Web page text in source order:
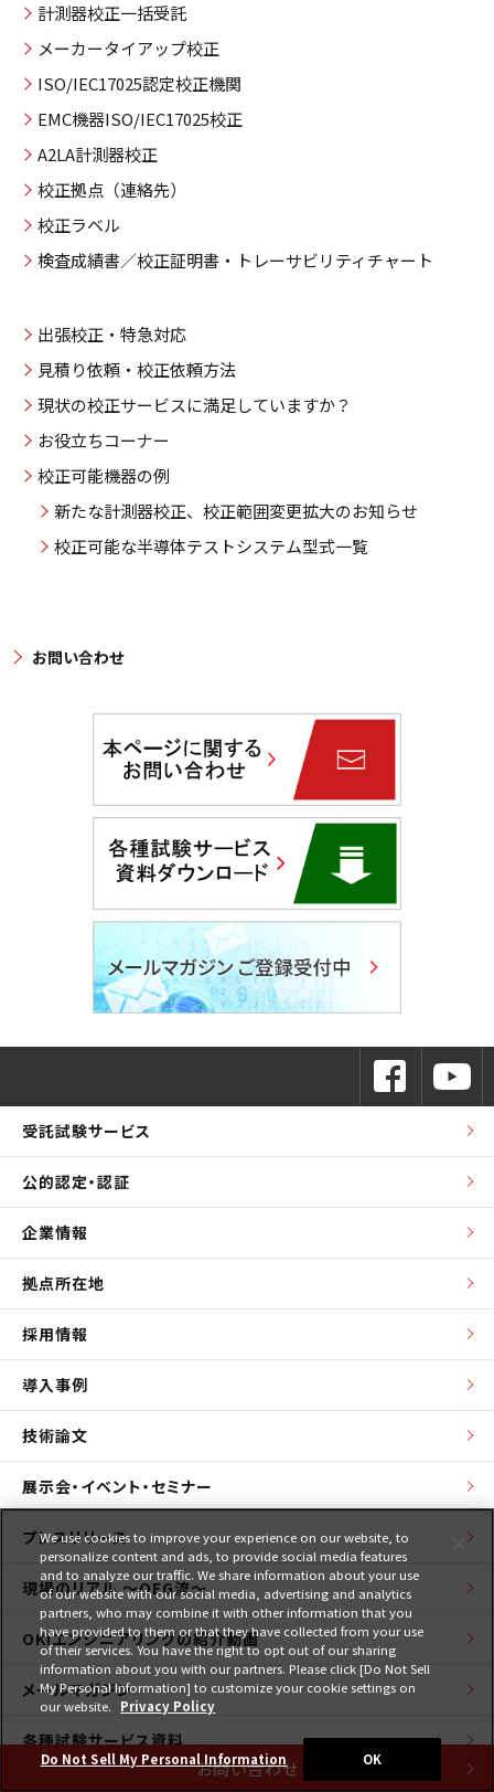
計測器校正一括受託
メーカータイアップ校正
ISO/IEC17025認定校正機関
EMC機器ISO/IEC17025校正
A2LA計測器校正
校正拠点（連絡先）
校正ラベル
検査成績書／校正証明書・トレーサビリティチャート
出張校正・特急対応
見積り依頼・校正依頼方法
現状の校正サービスに満足していますか？
お役立ちコーナー
校正可能機器の例
新たな計測器校正、校正範囲変更拡大のお知らせ
校正可能な半導体テストシステム型式一覧
お問い合わせ
お問い合わせ
受託試験サービス
公的認定・認証
企業情報
拠点所在地
採用情報
導入事例
技術論文
展示会・イベント・セミナー
プレスリリース
現場のリアル ～OEG流～
OKIエンジニアリングの紹介動画
メールマガジン
各種試験サービス資料
We use cookies to improve your experience on our website, to
personalize content and ads, to provide social media features
and to analyze our traffic. We share information about your use
of our website with our social media, advertising and analytics
partners, who may combine it with other information that you
have provided to them or that they have collected from your use
of their services. You have the right to opt out of our sharing
information about you with our partners. Please click [Do Not Sell
My Personal Information] to customize your cookie settings on
our website.
Privacy Policy
Do Not Sell My Personal Information OK